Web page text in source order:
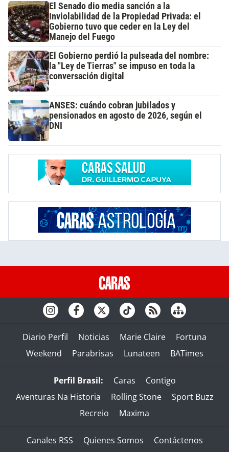
El Senado dio media sanción a la
Inviolabilidad de la Propiedad Privada: el
Gobierno tuvo que ceder en la Ley del
Manejo del Fuego
El Gobierno perdió la pulseada del nombre:
la "Ley de Tierras" se impuso en toda la
conversación digital
ANSES: cuándo cobran jubilados y
pensionados en agosto de 2026, según el
DNI
Diario Perfil Noticias Marie Claire
Fortuna
Weekend
Parabrisas Lunateen BATimes
Perfil Brasil: Caras
Contigo
Aventuras Na Historia
Rolling Stone
Sport Buzz
Recreio
Maxima
Canales RSS Quienes Somos
Contáctenos